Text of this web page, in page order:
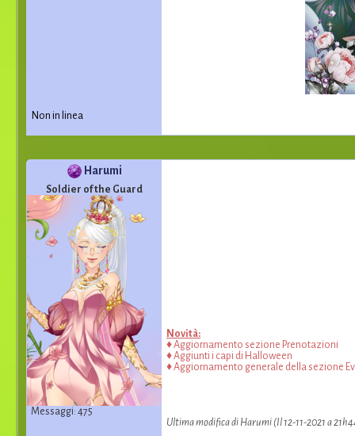
Non in linea
Harumi
Soldier of the Guard
Messaggi: 475
Novità:
♦ Aggiornamento sezione Prenotazioni
♦ Aggiunti i capi di Halloween
♦ Aggiornamento generale della sezione
Ultima modifica di Harumi (Il 12-11-2021 a